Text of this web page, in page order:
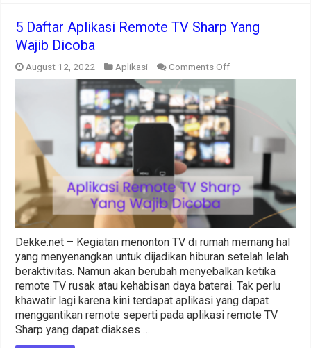
5 Daftar Aplikasi Remote TV Sharp Yang
Wajib Dicoba
August 12, 2022 Aplikasi Comments Offon
5
Aplikasi
Remote
TV
Sharp
Yang
Wajib
Dicoba
Dekke.net – Kegiatan menonton TV di rumah memang hal
yang menyenangkan untuk dijadikan hiburan setelah lelah
beraktivitas. Namun akan berubah menyebalkan ketika
remote TV rusak atau kehabisan daya baterai. Tak perlu
khawatir lagi karena kini terdapat aplikasi yang dapat
menggantikan remote seperti pada aplikasi remote TV
Sharp yang dapat diakses …